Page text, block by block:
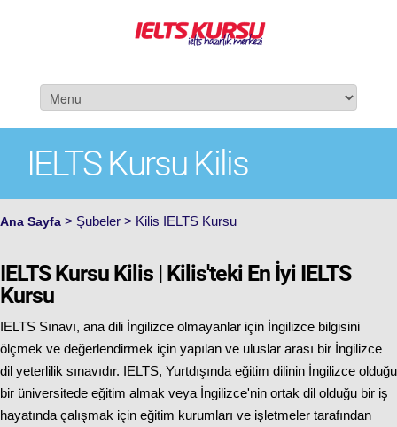
IELTS Kursu Kilis
Ana Sayfa > Şubeler > Kilis IELTS Kursu
IELTS Kursu Kilis | Kilis'teki En İyi IELTS
Kursu
IELTS Sınavı, ana dili İngilizce olmayanlar için İngilizce bilgisini
ölçmek ve değerlendirmek için yapılan ve uluslar arası bir İngilizce
dil yeterlilik sınavıdır. IELTS, Yurtdışında eğitim dilinin İngilizce olduğu
bir üniversitede eğitim almak veya İngilizce'nin ortak dil olduğu bir iş
hayatında çalışmak için eğitim kurumları ve işletmeler tarafından